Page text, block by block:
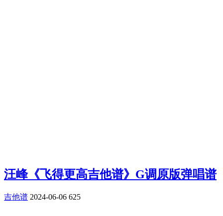
汪峰《飞得更高吉他谱》G调原版弹唱谱
吉他谱 2024-06-06 625